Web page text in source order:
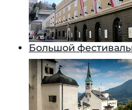
Большой